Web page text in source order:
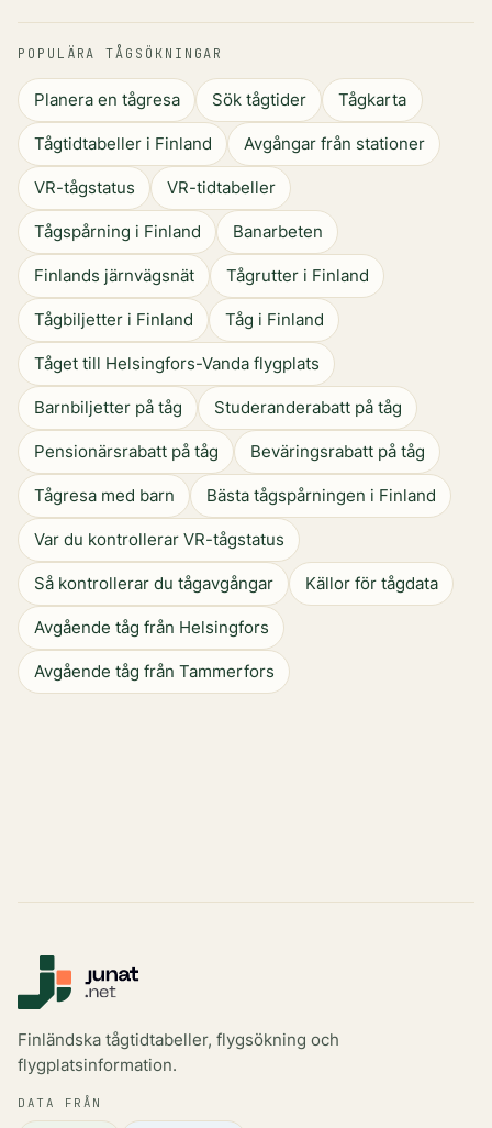
POPULÄRA TÅGSÖKNINGAR
Planera en tågresa Sök tågtider Tågkarta
Tågtidtabeller i Finland Avgångar från stationer
VR-tågstatus VR-tidtabeller
Tågspårning i Finland Banarbeten
Finlands järnvägsnät Tågrutter i Finland
Tågbiljetter i Finland Tåg i Finland
Tåget till Helsingfors-Vanda flygplats
Barnbiljetter på tåg Studeranderabatt på tåg
Pensionärsrabatt på tåg Beväringsrabatt på tåg
Tågresa med barn Bästa tågspårningen i Finland
Var du kontrollerar VR-tågstatus
Så kontrollerar du tågavgångar Källor för tågdata
Avgående tåg från Helsingfors
Avgående tåg från Tammerfors
Finländska tågtidtabeller, flygsökning och
flygplatsinformation.
DATA FRÅN